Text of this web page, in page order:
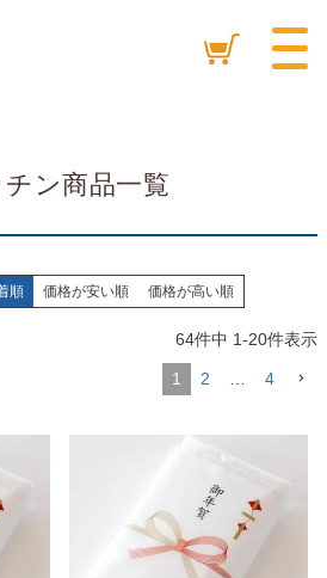
チン商品一覧
順 価格が安い順 価格が高い順
64件中 1-20件表示
1 2 … 4